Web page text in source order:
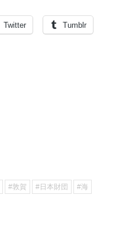
Twitter Tumblr
#敦賀 #日本財団
#海